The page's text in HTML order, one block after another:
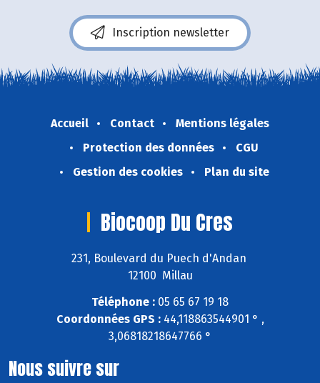
Inscription newsletter
Accueil Contact
Mentions légales
Protection des données
CGU
Gestion des cookies
Plan du site
Biocoop Du Cres
231, Boulevard du Puech d'Andan
12100 Millau
Téléphone : 05 65 67 19 18
Coordonnées GPS :44,118863544901 ° ,
3,06818218647766 °
Nous suivre sur